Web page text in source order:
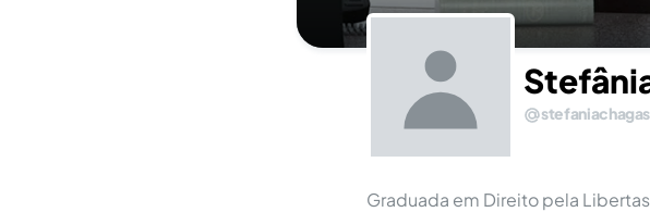
stefaniachagas
Graduada em Direito pela